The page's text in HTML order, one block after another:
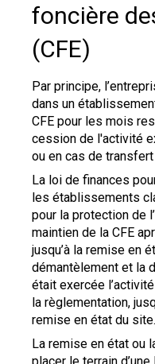
foncière
(CFE)
Par principe,
dans un
CFE pour les mois
cession de l'activité
ou en cas de
La loi de finances
les établissements
pour la protection de
maintien de la CFE
jusqu’à la remise en
démantèlement et la
était exercée
la règlementation,
remise en état du site.
La remise en état ou
placer le terrain